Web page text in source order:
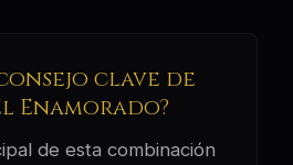
clave de
Enamorado?
de esta combinación